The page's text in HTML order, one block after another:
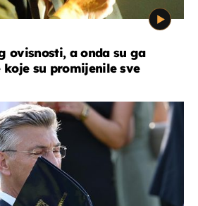
ovisnosti, a onda su ga
su promijenile sve